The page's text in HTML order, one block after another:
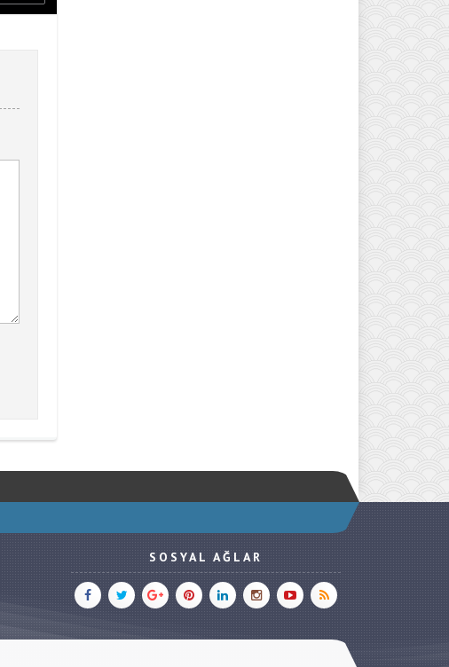
SOSYAL AĞLAR